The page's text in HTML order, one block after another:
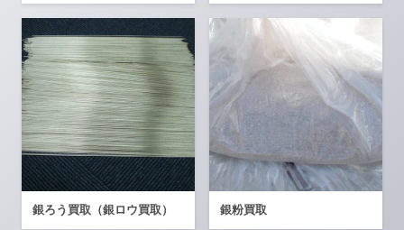
銀ろう買取（銀ロウ買取） 銀粉買取